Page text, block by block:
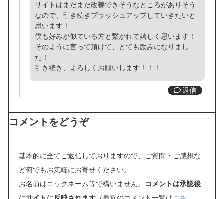
サイトはまだまだ改善できそうなところがありそう
なので、引き続きブラッシュアップしていきたいと
思います！
僕も好みが似ている方と繋がれて嬉しく思います！
そのように言って頂けて、とても励みになりまし
た！
引き続き、よろしくお願いします！！！
返信
コメントをどうぞ
基本的に全てご返信しておりますので、ご質問・ご感想な
ど何でもお気軽にお寄せください。
お名前はニックネーム等で構いません。
コメントは承認後